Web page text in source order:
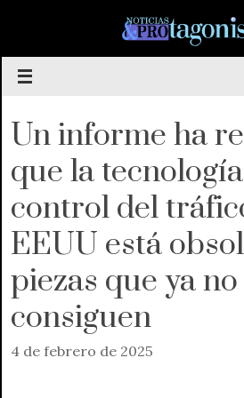
contenido
Un informe ha
que la
control del
EEUU está
piezas que ya no
consiguen
4 de febrero de 2025